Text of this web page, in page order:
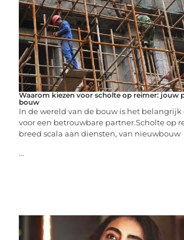
Waarom kiezen voor scholte op reimer: jouw
bouw
In de wereld van de bouw is het belangrijk
voor een betrouwbare partner.Scholte op
breed scala aan diensten, van nieuwbouw
...